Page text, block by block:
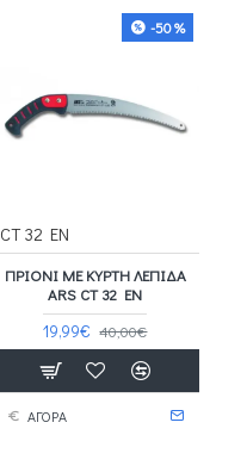
-50 %
CT 32 EN
ΠΡΙΌΝΙ ΜΕ ΚΥΡΤΉ ΛΕΠΊΔΑ
ARS CT 32 EN
19,99€ 40,00€
ΑΓΟΡΑ